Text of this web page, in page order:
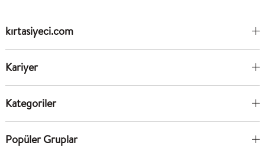
kırtasiyeci.com
Kariyer
Kategoriler
Popüler Gruplar